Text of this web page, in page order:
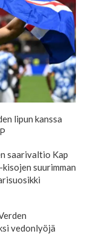
lipun kanssa
saarivaltio Kap
suurimman
vedonlyöjä